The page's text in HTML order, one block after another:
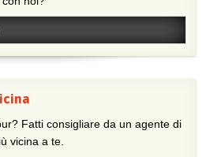
Fatti consigliare da un agente di
vicina a te.